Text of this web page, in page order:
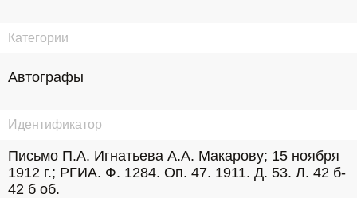
Категории
Автографы
Идентификатор
Письмо П.А. Игнатьева А.А. Макарову; 15 ноября
1912 г.; РГИА. Ф. 1284. Оп. 47. 1911. Д. 53. Л. 42 б-
42 б об.